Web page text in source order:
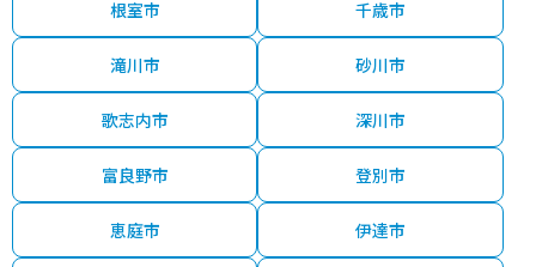
根室市 千歳市
滝川市 砂川市
歌志内市 深川市
富良野市 登別市
恵庭市 伊達市